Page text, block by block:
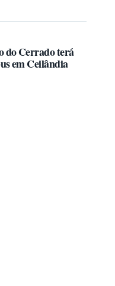
do Cerrado terá
em Ceilândia